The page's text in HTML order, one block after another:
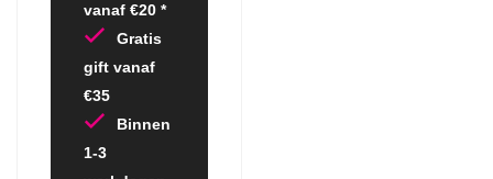
vanaf €20 *
Gratis
gift vanaf
€35
Binnen
1-3